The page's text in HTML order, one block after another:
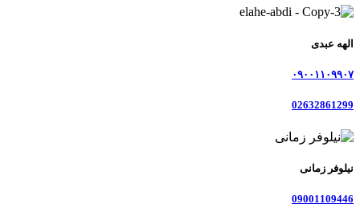
الهه عبدی
۰۹۰۰۱۱۰۹۹۰۷
02632861299
نیلوفر زمانی
09001109446